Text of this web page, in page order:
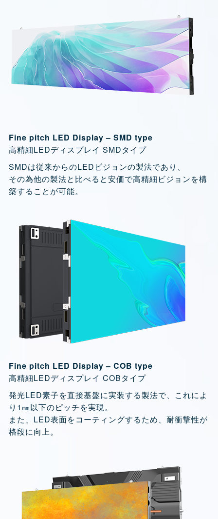
Fine pitch LED Display – SMD type
高精細LEDディスプレイ SMDタイプ
SMDは従来からのLEDビジョンの製法であり、
その為他の製法と比べると安価で高精細ビジョンを構
築することが可能。
Fine pitch LED Display – COB type
高精細LEDディスプレイ COBタイプ
発光LED素子を直接基盤に実装する製法で、これによ
り1㎜以下のピッチを実現。
また、LED表面をコーティングするため、耐衝撃性が
格段に向上。